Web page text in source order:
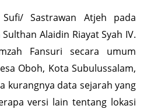
Sastrawan Atjeh pada
Alaidin Riayat Syah IV.
Fansuri secara umum
Oboh, Kota Subulussalam,
kurangnya data sejarah yang
versi lain tentang lokasi